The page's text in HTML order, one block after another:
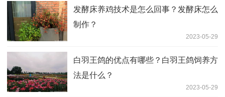
发酵床养鸡技术是怎么回事？发酵床怎么
制作？
2023-05-29
白羽王鸽的优点有哪些？白羽王鸽饲养方
法是什么？
2023-05-29